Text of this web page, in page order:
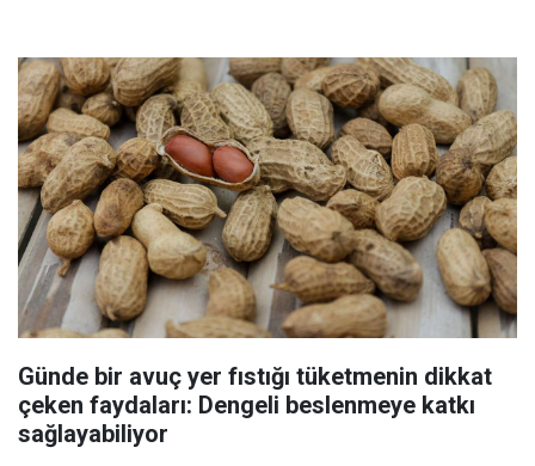
Günde bir avuç yer fıstığı tüketmenin dikkat
çeken faydaları: Dengeli beslenmeye katkı
sağlayabiliyor